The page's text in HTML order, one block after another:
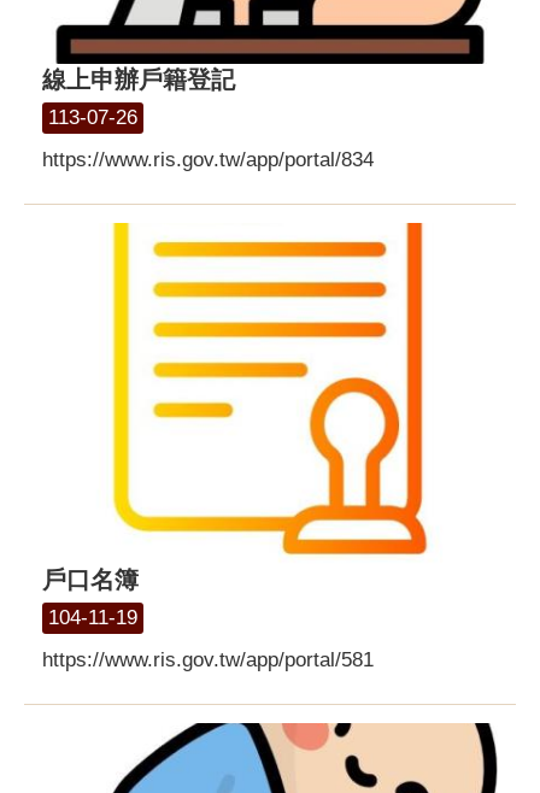
線上申辦戶籍登記
113-07-26
https://www.ris.gov.tw/app/portal/834
戶口名簿
104-11-19
https://www.ris.gov.tw/app/portal/581